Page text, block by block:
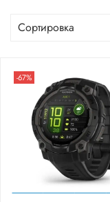
-67%